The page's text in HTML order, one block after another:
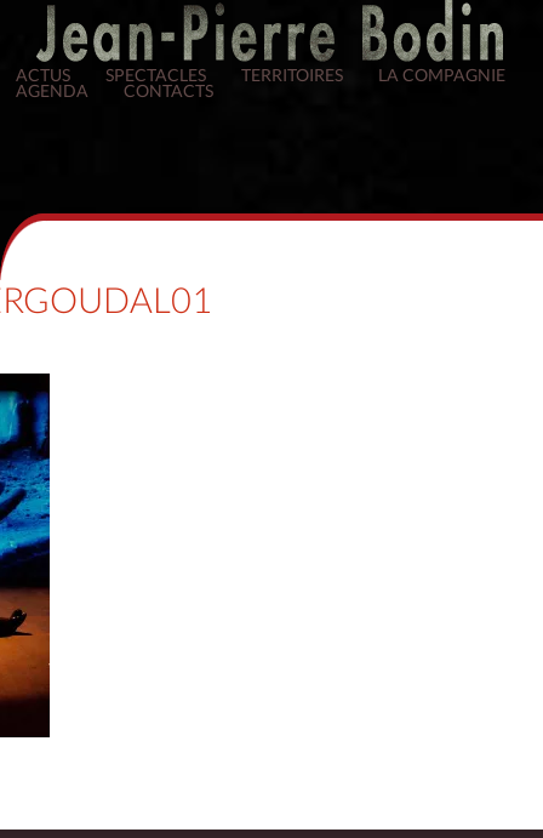
ACTUS SPECTACLES TERRITOIRES LA COMPAGNIE
AGENDA CONTACTS